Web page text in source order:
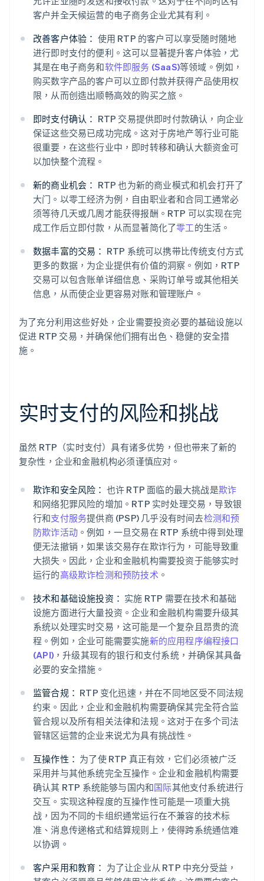
客户并全天候运营的电子商务企业尤其有利。
改善客户体验： 使用 RTP 的客户可以享受随时随地
进行即时支付的便利。这可以显著提升客户体验，尤
其是在电子商务和软件即服务 (SaaS)等领域。例如，
购买数字产品的客户可以立即付款并获得产品使用权
限，从而创造出顺畅高效的购买之旅。
即时支付确认： RTP 交易提供即时付款确认，向企业
保证这些交易已成功完成。这对于房地产等行业可能
很重要，在这些行业中，即时转移和确认大额资金可
以加快整个流程。
新的商业机会： RTP 也为新的商业模式和机会打开了
大门。以零工经济为例，自由职业者和合同工通常必
须等待几天或几周才能获得报酬。RTP 可以实现在完
成工作后立即付款，从而显著简化了零工的生活。
数据丰富的交易： RTP 系统可以携带比传统支付方式
更多的数据，为企业提供有价值的洞察。例如，RTP
交易可以包含账单详细信息、采购订单号或其他相关
信息，从而使企业更容易对账和管理账户。
为了充分利用这些好处，企业需要投资必要的基础设施以
促进 RTP 交易，并确保他们拥有出色、稳健的安全措
施。
实时支付的风险和挑战
虽然 RTP（实时支付）具有诸多优势，但也带来了新的
复杂性，企业和金融机构必须谨慎应对。
欺诈和安全风险： 也许 RTP 面临的最大挑战是欺诈
和网络犯罪风险的增加。RTP 实时处理交易，导致银
行和支付服务提供商 (PSP) 几乎没有时间去检测和预
防欺诈活动 。例如，一旦交易在 RTP 系统中得到处理
便无法撤销，如果该交易存在欺诈行为，可能导致重
大损失。因此，企业和金融机构需要投资于能够实时
运行的高级欺诈检测和预防技术。
技术和基础设施投资： 实施 RTP 需要在技术和基础
设施方面进行大量投资。企业和金融机构需要升级其
系统以处理实时交易，这可能是一个复杂且昂贵的流
程。例如，企业可能需要实施新的应用程序编程接口
(API) ，升级其现有的银行和支付系统，并确保其具备
必要的安全措施。
监管合规： RTP 变化迅速，并在不同地区受不同法规
约束。因此，企业和金融机构需要确保其完全符合监
管合规以及所有相关法律和法规。这对于在多个司法
管辖区运营的企业来说尤为具有挑战性。
互操作性： 为了使 RTP 真正有效，它们必须被广泛
采用并与其他系统完全互操作。企业和金融机构需要
确认其 RTP 系统能够与国内和国际其他支付系统进行
交互。实现这种程度的互操作性可能是一项重大挑
战，因为不同的卡组织通常运行在不兼容的技术标
准、消息传递格式和结算规则上，使得跨系统通信难
以协调。
客户采用和教育： 为了让企业从 RTP 中充分受益，